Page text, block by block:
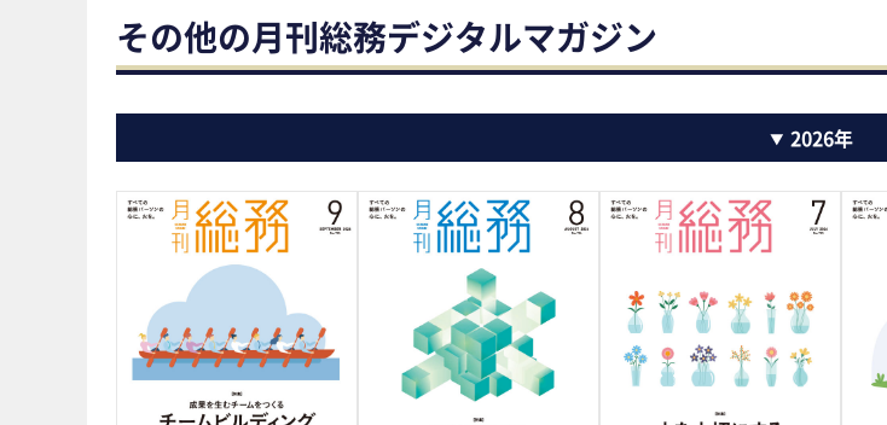
その他の月刊総務デジタルマガジン
2026年